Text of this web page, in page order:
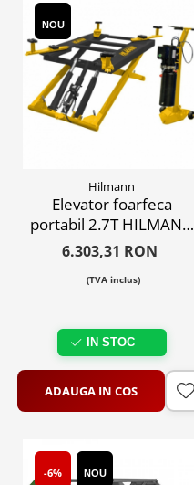
NOU
Hilmann
Elevator foarfeca
portabil 2.7T HILMANN
HL9024 profesional
tinichigerie, 220V
6.303,31 RON
(TVA inclus)
IN STOC
ADAUGA IN COS
-6% NOU